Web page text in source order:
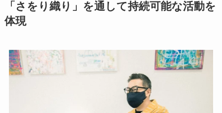
「さをり織り」を通して持続可能な活動を
体現